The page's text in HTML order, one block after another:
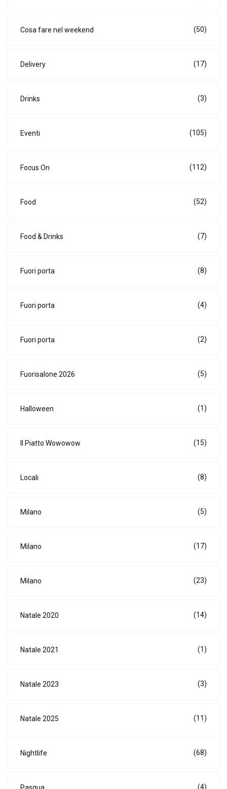
Cosa fare nel weekend (50)
Delivery (17)
Drinks (3)
Eventi (105)
Focus On (112)
Food (52)
Food & Drinks (7)
Fuori porta (8)
Fuori porta (4)
Fuori porta (2)
Fuorisalone 2026 (5)
Halloween (1)
Il Piatto Wowowow (15)
Locali (8)
Milano (5)
Milano (17)
Milano (23)
Natale 2020 (14)
Natale 2021 (1)
Natale 2023 (3)
Natale 2025 (11)
Nightlife (68)
(4)